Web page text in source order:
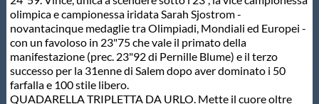
Sostenibilità
Privacy
Cookie Policy
olimpica e campionessa iridata Sarah Sjostrom -
novantacinque medaglie tra Olimpiadi, Mondiali ed Europei -
con un favoloso in 23"75 che vale il primato della
manifestazione (prec. 23"92 di Pernille Blume) e il terzo
successo per la 31enne di Salem dopo aver dominato i 50
farfalla e 100 stile libero.
QUADARELLA TRIPLETTA DA URLO. Mette il cuore oltre